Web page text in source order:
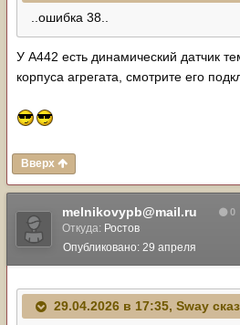
..ошибка 38..
У A442 есть динамический датчик
корпуса агрегата, смотрите его
Вверх
melnikovypb@mail.ru 0
Откуда: Ростов
Опубликовано: 29 апреля
29.04.2026 в 17:35, Sway